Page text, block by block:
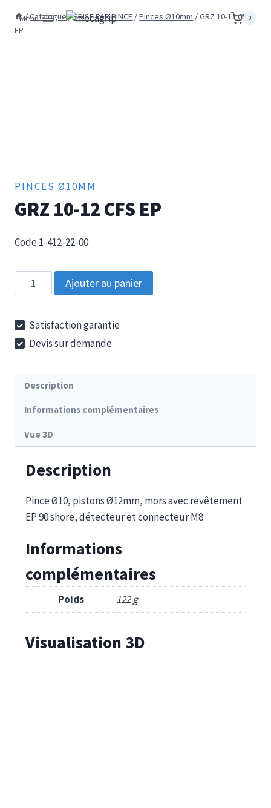
Menu 0
/Catalogue/PRISE PAR PINCE /Pinces Ø10mm /GRZ 10-12 CFS
EP
PINCES Ø10MM
GRZ 10-12 CFS EP
Code 1-412-22-00
quantité
de
10-
12
EP
Ajouter au panier
Satisfaction garantie
Devis sur demande
Description
Informations complémentaires
Vue 3D
Description
Pince Ø10, pistons Ø12mm, mors avec revêtement
EP 90 shore, détecteur et connecteur M8
Informations
complémentaires
Poids 122 g
Visualisation 3D